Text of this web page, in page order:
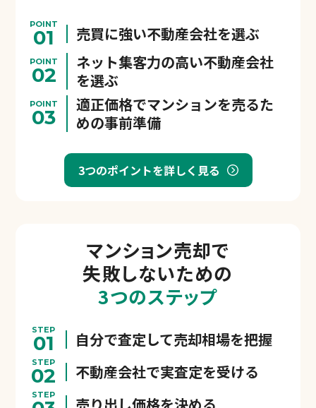
POINT
01 売買に強い不動産会社を選ぶ
POINT
02
ネット集客力の高い不動産会社
を選ぶ
POINT
03
適正価格でマンションを売るた
めの事前準備
3つのポイントを詳しく見る
マンション売却で
失敗しないための
3つのステップ
STEP
01 自分で査定して売却相場を把握
STEP
02 不動産会社で実査定を受ける
STEP